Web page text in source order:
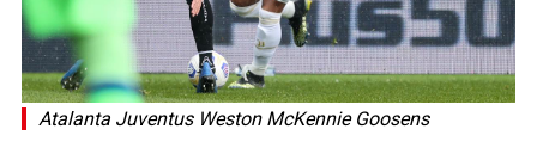
Atalanta Juventus Weston McKennie Goosens